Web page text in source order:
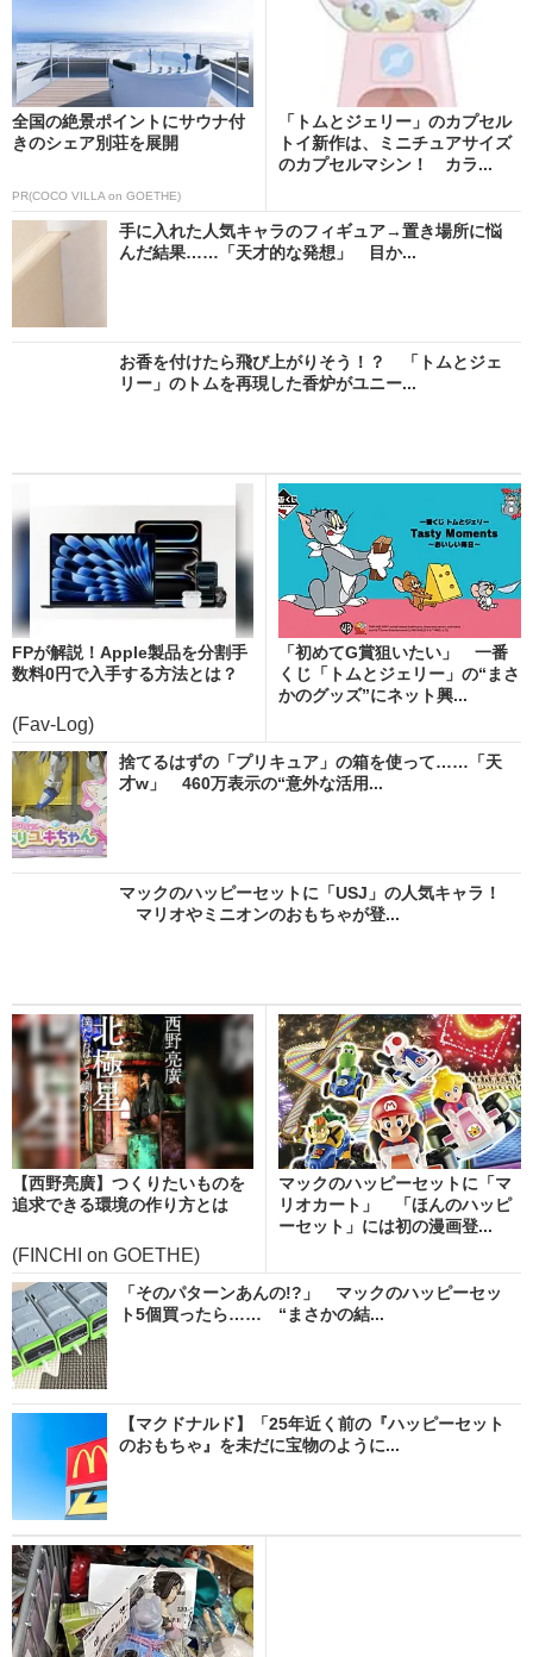
全国の絶景ポイントにサウナ付
きのシェア別荘を展開
PR(COCO VILLA on GOETHE)
「トムとジェリー」のカプセル
トイ新作は、ミニチュアサイズ
のカプセルマシン！ カラ...
手に入れた人気キャラのフィギュア→置き場所に悩
んだ結果……「天才的な発想」 目か...
お香を付けたら飛び上がりそう！？ 「トムとジェ
リー」のトムを再現した香炉がユニー...
FPが解説！Apple製品を分割手
数料0円で入手する方法とは？
(Fav-Log)
「初めてG賞狙いたい」 一番
くじ「トムとジェリー」の“まさ
かのグッズ”にネット興...
捨てるはずの「プリキュア」の箱を使って……「天
才w」 460万表示の“意外な活用...
マックのハッピーセットに「USJ」の人気キャラ！
マリオやミニオンのおもちゃが登...
【西野亮廣】つくりたいものを
追求できる環境の作り方とは
(FINCHI on GOETHE)
マックのハッピーセットに「マ
リオカート」 「ほんのハッピ
ーセット」には初の漫画登...
「そのパターンあんの!?」 マックのハッピーセッ
ト5個買ったら…… “まさかの結...
【マクドナルド】「25年近く前の『ハッピーセット
のおもちゃ』を未だに宝物のように...